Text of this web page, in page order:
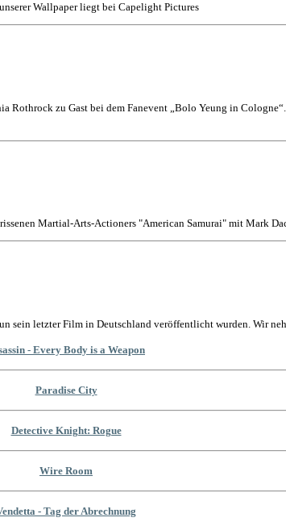
Wallpaper liegt bei Capelight Pictures
zu Gast bei dem Fanevent „Bolo Yeung in
Martial-Arts-Actioners "American Samurai" mit Mark
sein letzter Film in Deutschland veröffentlicht wurden. Wir
- Every Body is a Weapon
Paradise City
Detective Knight: Rogue
Wire Room
- Tag der Abrechnung